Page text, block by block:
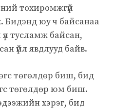
тохиромжгүй
Бидэнд юу ч байсанаа
үл тусламж байсан,
үйл явдлууд байв.
төгөлдөр биш, бид
төгөлдөр юм биш.
хэрэг, бид